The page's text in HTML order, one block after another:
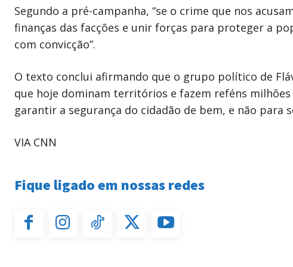
Segundo a pré-campanha, “se o crime que nos
finanças das facções e unir forças para proteger a
com convicção”.
O texto conclui afirmando que o grupo político de
que hoje dominam territórios e fazem reféns milhões
garantir a segurança do cidadão de bem, e não para
VIA CNN
Fique ligado em nossas redes